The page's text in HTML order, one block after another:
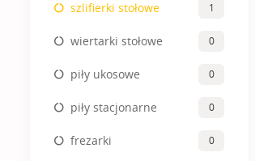
szlifierki stołowe 1
wiertarki stołowe 0
piły ukosowe 0
piły stacjonarne 0
frezarki 0